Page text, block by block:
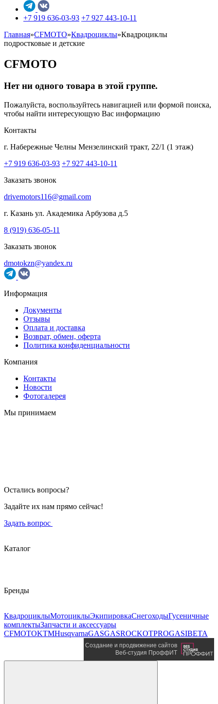
+7 919 636-03-93 +7 927 443-10-11
Главная»CFMOTO»Квадроциклы»Квадроциклы
подростковые и детские
CFMOTO
Нет ни одного товара в этой группе.
Пожалуйста, воспользуйтесь навигацией или формой поиска,
чтобы найти интересующую Вас информацию
Контакты
г. Набережные Челны Мензелинский тракт, 22/1 (1 этаж)
+7 919 636-03-93 +7 927 443-10-11
Заказать звонок
drivemotors116@gmail.com
г. Казань ул. Академика Арбузова д.5
8 (919) 636-05-11
Заказать звонок
dmotokzn@yandex.ru
Информация
Документы
Отзывы
Оплата и доставка
Возврат, обмен, оферта
Политика конфиденциальности
Компания
Контакты
Новости
Фотогалерея
Мы принимаем
Остались вопросы?
Задайте их нам прямо сейчас!
Задать вопрос
Каталог
Бренды
КвадроциклыМотоциклыЭкипировкаСнегоходыГусеничные
комплектыЗапчасти и аксессуары
CFMOTOKTMHusqvarnaGASGASROCKOTPROGASIBETA
Создание и продвижение сайтов
Веб-студия ПроффИТ